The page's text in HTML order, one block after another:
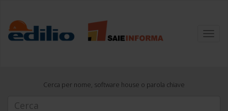
Cerca per nome, software house o parola chiave